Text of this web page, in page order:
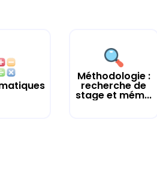
Méthodologie :
recherche de
stage et mém...